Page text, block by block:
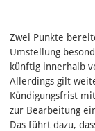
Zwei Punkte
Umstellung
künftig innerhalb
Allerdings gilt
Kündigungsfrist
zur Bearbeitung
Das führt dazu,